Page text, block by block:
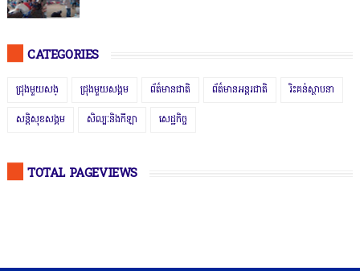
CATEGORIES
ជ្រុងមួយសង្ ជ្រុងមួយសង្គម ព័ត៌មានជាតិ ព័ត៌មានអន្តរជាតិ រិះគន់ស្ថាបនា
សន្តិសុខសង្គម សិល្បៈនិងកីឡា សេដ្ឋកិច្ច
TOTAL PAGEVIEWS